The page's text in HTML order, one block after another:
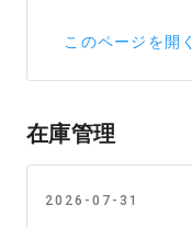
このページを開く
在庫管理
2026-07-31